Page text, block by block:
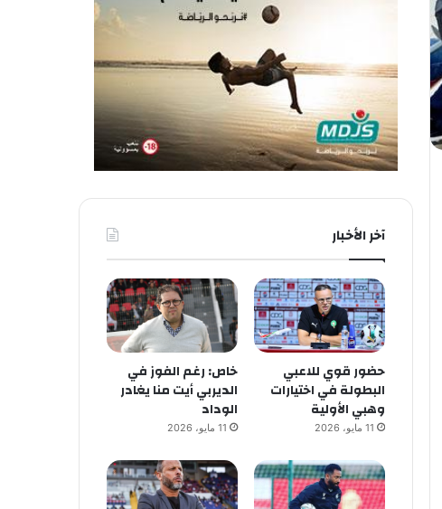
آخر الأخبار
حضور قوي للاعبي
البطولة في اختيارات
وهبي الأولية
11 مايو، 2026
خاص: رغم الفوز في
الديربي أيت منا يغادر
الوداد
11 مايو، 2026